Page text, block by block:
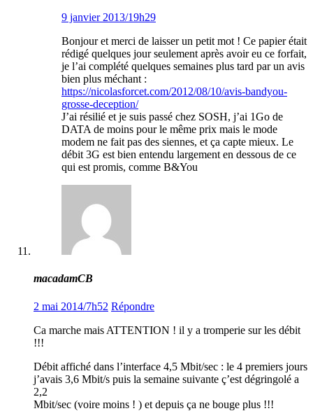
9 janvier 2013/19h29
Bonjour et merci de laisser un petit mot ! Ce papier était
rédigé quelques jour seulement après avoir eu ce forfait,
je l’ai complété quelques semaines plus tard par un avis
bien plus méchant :
https://nicolasforcet.com/2012/08/10/avis-bandyou-
grosse-deception/
J’ai résilié et je suis passé chez SOSH, j’ai 1Go de
DATA de moins pour le même prix mais le mode
modem ne fait pas des siennes, et ça capte mieux. Le
débit 3G est bien entendu largement en dessous de ce
qui est promis, comme B&You
macadamCB
2 mai 2014/7h52 Répondre
Ca marche mais ATTENTION ! il y a tromperie sur les débit
!!!
Débit affiché dans l’interface 4,5 Mbit/sec : le 4 premiers jours
j’avais 3,6 Mbit/s puis la semaine suivante ç’est dégringolé a
2,2
Mbit/sec (voire moins ! ) et depuis ça ne bouge plus !!!